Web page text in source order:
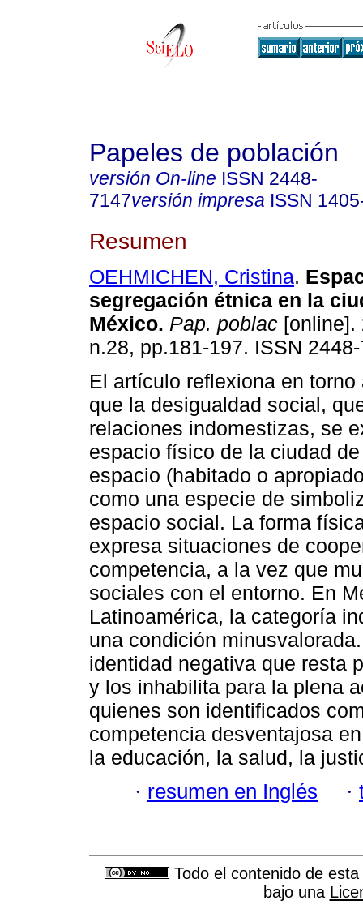
Papeles de población
versión On-line ISSN 2448-
7147versión impresa ISSN
Resumen
OEHMICHEN, Cristina.
segregación étnica en la
México. Pap. poblac [online].
n.28, pp.181-197. ISSN
El artículo reflexiona en torno
que la desigualdad social,
relaciones indomestizas, se
espacio físico de la ciudad
espacio (habitado o
como una especie de
espacio social. La forma
expresa situaciones de
competencia, a la vez que
sociales con el entorno. En
Latinoamérica, la categoría
una condición
identidad negativa que resta
y los inhabilita para la plena
quienes son identificados
competencia desventajosa
la educación, la salud, la
· resumen en Inglés ·
Todo el contenido de
bajo una